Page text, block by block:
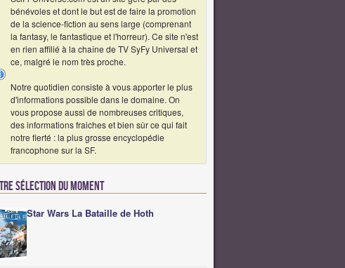
bénévoles et dont le but est de faire la promotion
de la science-fiction au sens large (comprenant
la fantasy, le fantastique et l'horreur). Ce site n'est
en rien affilié à la chaîne de TV SyFy Universal et
ce, malgré le nom très proche.
Notre quotidien consiste à vous apporter le plus
d'informations possible dans le domaine. On
vous propose aussi de nombreuses critiques,
des informations fraiches et bien sûr ce qui fait
notre fierté : la plus grosse encyclopédie
francophone sur la SF.
sélection du moment
Star Wars La Bataille de Hoth